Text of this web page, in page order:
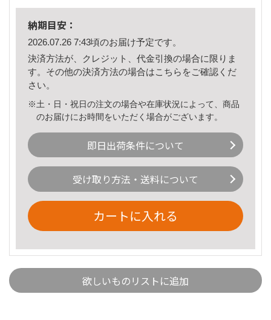
納期目安：
2026.07.26 7:43頃のお届け予定です。
決済方法が、クレジット、代金引換の場合に限りま
す。その他の決済方法の場合はこちら をご確認くだ
さい。
※土・日・祝日の注文の場合や在庫状況によって、商品
のお届けにお時間をいただく場合がございます。
即日出荷条件について
受け取り方法・送料について
カートに入れる
欲しいものリストに追加